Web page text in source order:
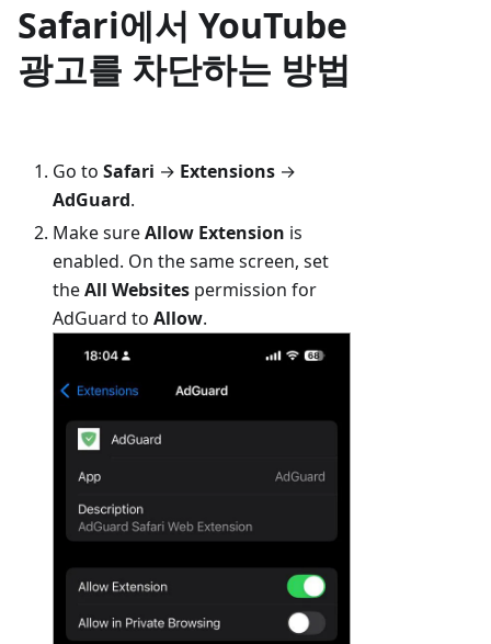
Safari에서 YouTube
광고를 차단하는 방법
Go to Safari → Extensions →
AdGuard.
Make sureAllow Extension is
enabled. On the same screen, set
theAll Websites permission for
AdGuard to Allow.